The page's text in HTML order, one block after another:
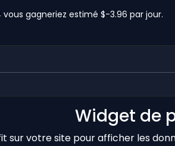
vous gagneriez estimé $-3.96 par jour.
Widget de
sur votre site pour afficher les